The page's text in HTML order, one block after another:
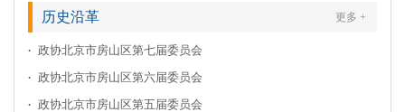
更多 +
历史沿革
政协北京市房山区第七届委员会
政协北京市房山区第六届委员会
政协北京市房山区第五届委员会